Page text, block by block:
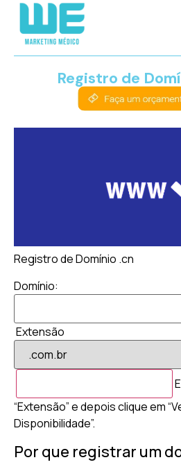
Registro de
Registro de Domínio .cn
Domínio:
Extensão
“Extensão” e depois clique em
Disponibilidade”.
Por que registrar um